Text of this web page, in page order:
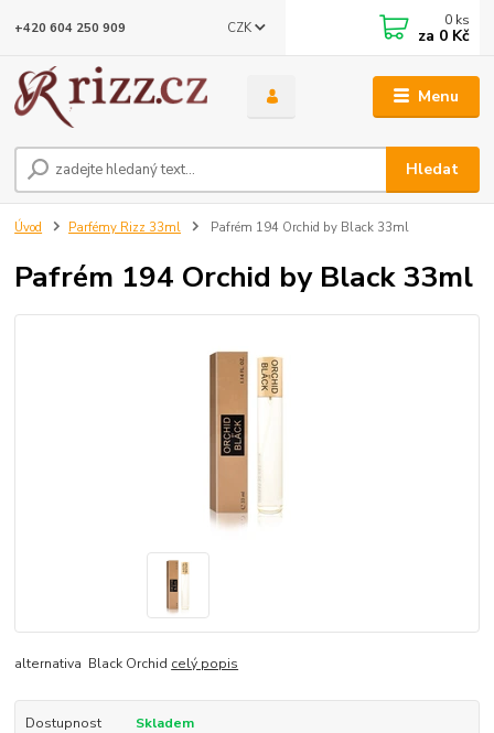
Menu
CZK
Hledat
+420 604 250 909 0 ks
za 0 Kč
Úvod Parfémy Rizz 33ml Pafrém 194 Orchid by Black 33ml
Pafrém 194 Orchid by Black 33ml
alternativa Black Orchid celý popis
Dostupnost Skladem